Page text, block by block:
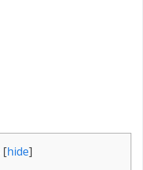
[hide]